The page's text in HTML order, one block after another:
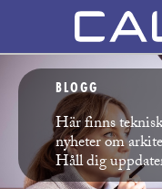
BLOGG
Här finns
nyheter om
Håll dig